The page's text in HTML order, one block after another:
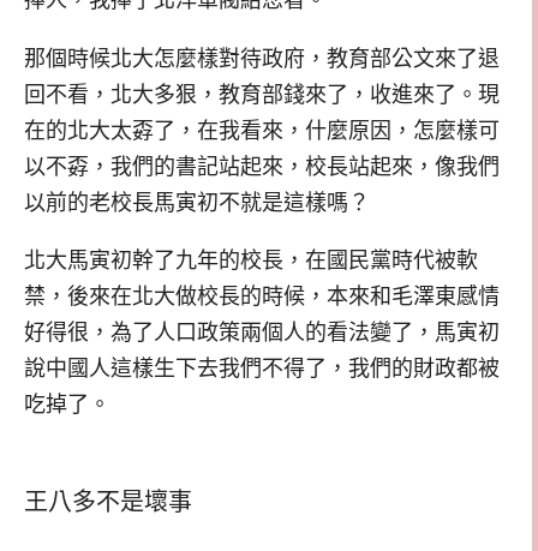
那個時候北大怎麼樣對待政府，教育部公文來了退
回不看，北大多狠，教育部錢來了，收進來了。現
在的北大太孬了，在我看來，什麼原因，怎麼樣可
以不孬，我們的書記站起來，校長站起來，像我們
以前的老校長馬寅初不就是這樣嗎？
北大馬寅初幹了九年的校長，在國民黨時代被軟
禁，後來在北大做校長的時候，本來和毛澤東感情
好得很，為了人口政策兩個人的看法變了，馬寅初
說中國人這樣生下去我們不得了，我們的財政都被
吃掉了。
王八多不是壞事